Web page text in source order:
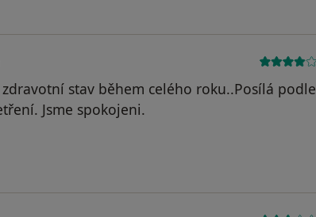
stav během celého roku..Posílá podle
Jsme spokojeni.
Váš účet byl odstraněn